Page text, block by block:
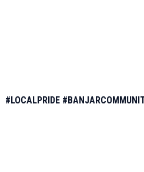
#LOCALPRIDE